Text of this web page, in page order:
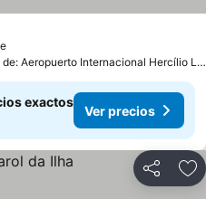
Ver precios
de: Aeropuerto Internacional Hercílio
exactos
Ver precios
Compartir